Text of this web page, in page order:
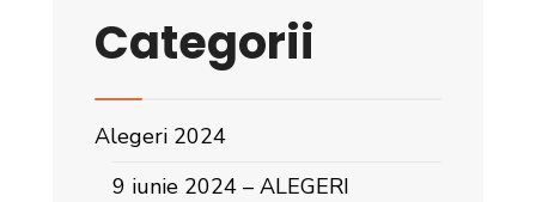
Categorii
Alegeri 2024
9 iunie 2024 – ALEGERI